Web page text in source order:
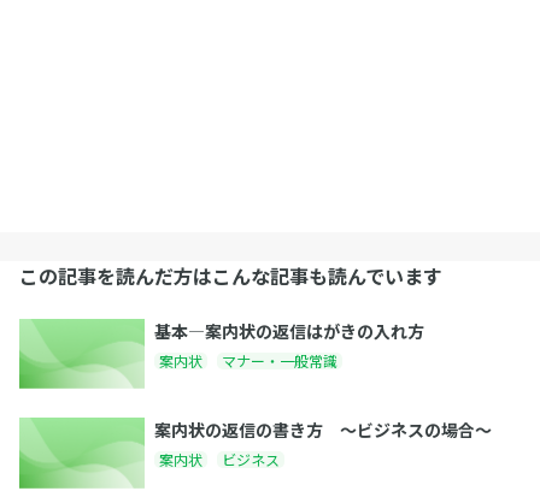
この記事を読んだ方はこんな記事も読んでいます
基本―案内状の返信はがきの入れ方
案内状 マナー・一般常識
案内状の返信の書き方 〜ビジネスの場合〜
案内状 ビジネス